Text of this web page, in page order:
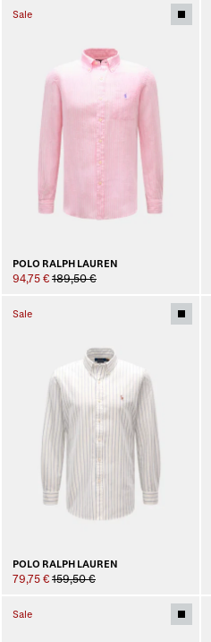
Sale
POLO RALPH LAUREN
94,75 € 189,50 €
Sale
POLO RALPH LAUREN
79,75 € 159,50 €
Sale